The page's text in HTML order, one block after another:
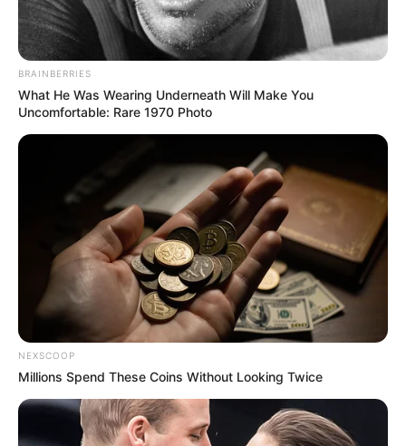
BRAINBERRIES
What He Was Wearing Underneath Will Make You
Uncomfortable: Rare 1970 Photo
NEXSCOOP
Millions Spend These Coins Without Looking Twice